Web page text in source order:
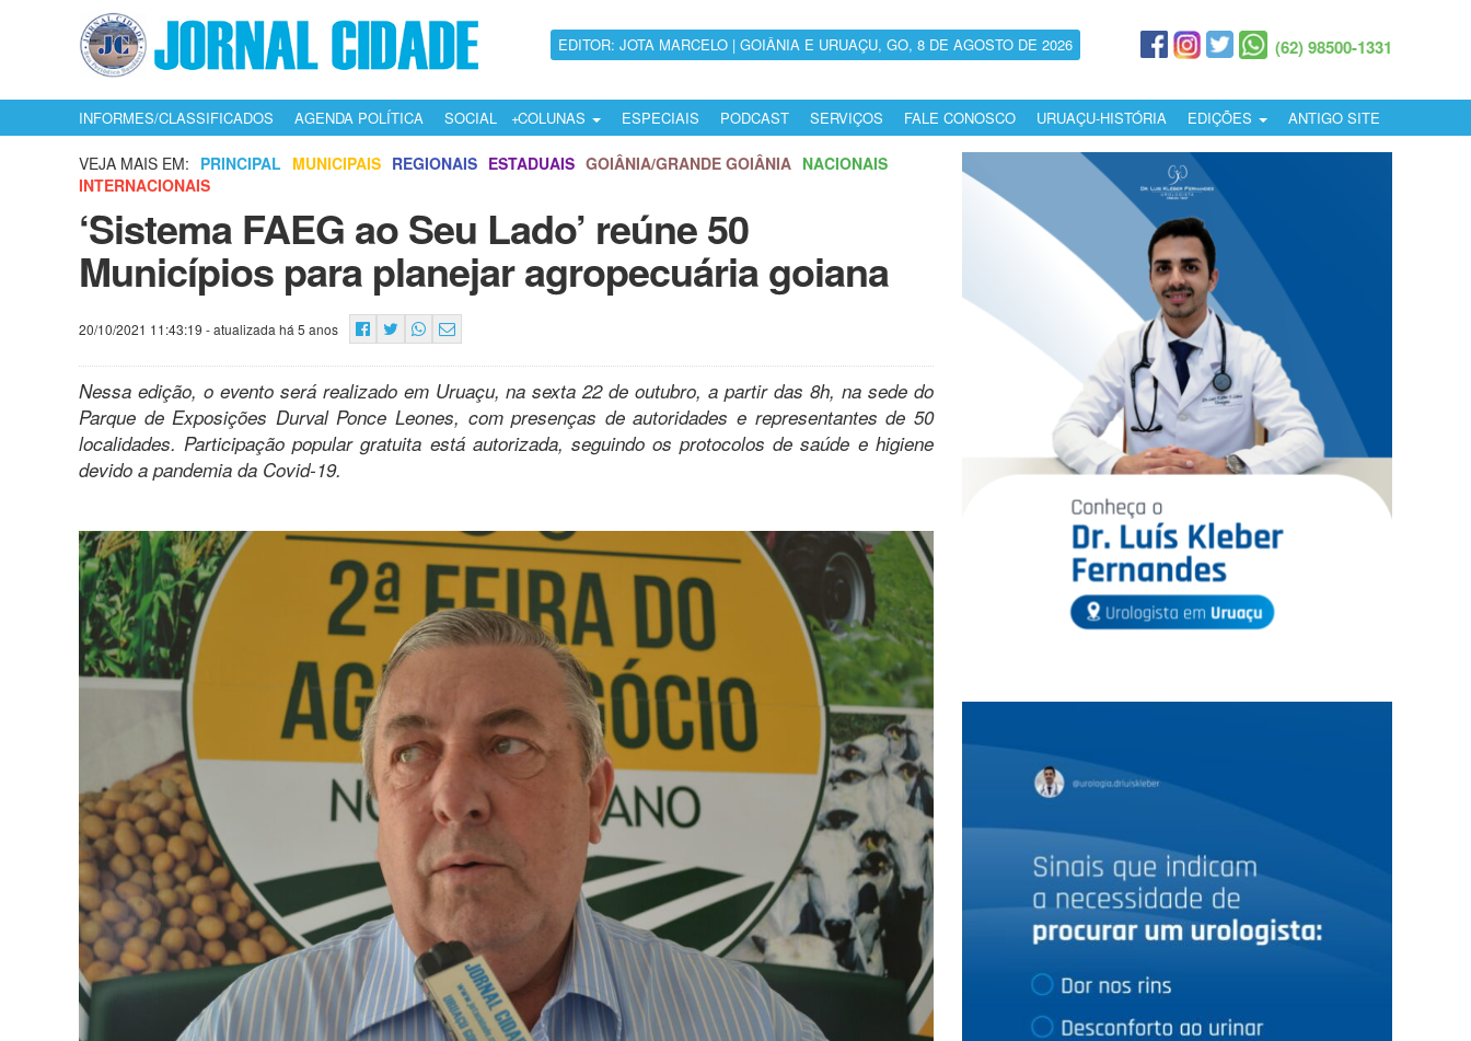
EDITOR: JOTA MARCELO | GOIÂNIA E URUAÇU, GO, 8 DE AGOSTO DE 2026 (62) 98500-1331
INFORMES/CLASSIFICADOS AGENDA POLÍTICA SOCIAL COLUNAS ESPECIAIS PODCAST SERVIÇOS FALE CONOSCO URUAÇU-HISTÓRIA EDIÇÕES ANTIGO SITE
VEJA MAIS EM: PRINCIPAL MUNICIPAIS REGIONAIS ESTADUAIS GOIÂNIA/GRANDE GOIÂNIA NACIONAIS
INTERNACIONAIS
‘Sistema FAEG ao Seu Lado’ reúne 50
Municípios para planejar agropecuária goiana
20/10/2021 11:43:19 - atualizada há 5 anos
Nessa edição, o evento será realizado em Uruaçu, na sexta 22 de outubro, a partir das 8h, na sede do
Parque de Exposições Durval Ponce Leones, com presenças de autoridades e representantes de 50
localidades. Participação popular gratuita está autorizada, seguindo os protocolos de saúde e higiene
devido a pandemia da Covid-19.